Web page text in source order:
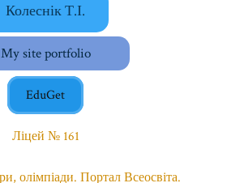
Колеснік Т.І.
My site portfolio
EduGet
Ліцей № 161